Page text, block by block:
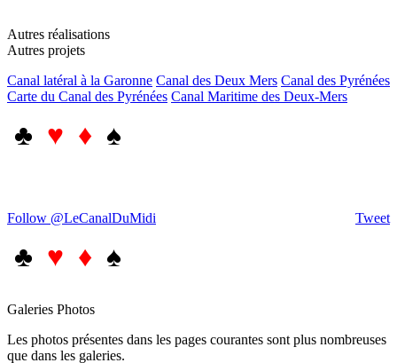
Autres réalisations
Autres projets
Canal latéral à la Garonne Canal des Deux Mers Canal des Pyrénées
Carte du Canal des Pyrénées Canal Maritime des Deux-Mers
♣ ♥ ♦ ♠
Tweet
Follow @LeCanalDuMidi
♣ ♥ ♦ ♠
Galeries Photos
Les photos présentes dans les pages courantes sont plus nombreuses
que dans les galeries.